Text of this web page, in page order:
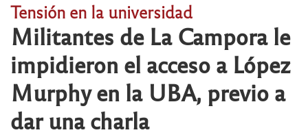
Tensión en la universidad
Militantes de La Campora le
impidieron el acceso a López
Murphy en la UBA, previo a
dar una charla